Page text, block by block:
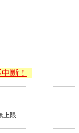
斷！
上限